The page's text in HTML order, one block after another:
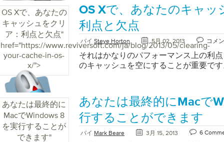
少し冷却する必要があります。それを
し、問題が解決しないかどうか確認し
しない場合は、新しいコンピュータに
ります。 あなたのビデオカードが耐用
る可能性もあります。コンピュータ技
うかをテストすることができます。も
オカードをインストールすることは財
です。
OS Xで、あなたの
キャッシュをクリ
ア：利点と欠点"
href="https://www.reviversoft.com/ja/blog/2013/05/clearing-
your-cache-in-os-
x/">
OS Xで、あなたのキャッ
利点と欠点
バイ Steve Horton 5月 02, 2013 コメ
それはかなりのパフォーマンス上の利
のキャッシュを空にすることが重要で
あなたは最終的に
MacでWindows 8
を実行することが
できます"
あなたは最終的にMacで
行することができます
バイ Mark Beare 3月 15, 2013 6